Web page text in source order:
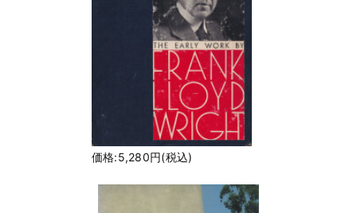
価格:5,280円(税込)